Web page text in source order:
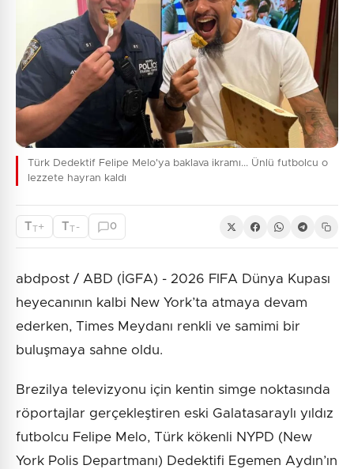
Türk Dedektif Felipe Melo'ya baklava ikramı... Ünlü futbolcu o
lezzete hayran kaldı
TT+ TT - 0
abdpost / ABD (İGFA) - 2026 FIFA Dünya Kupası
heyecanının kalbi New York’ta atmaya devam
ederken, Times Meydanı renkli ve samimi bir
buluşmaya sahne oldu.
Brezilya televizyonu için kentin simge noktasında
röportajlar gerçekleştiren eski Galatasaraylı yıldız
futbolcu Felipe Melo, Türk kökenli NYPD (New
York Polis Departmanı) Dedektifi Egemen Aydın’ın